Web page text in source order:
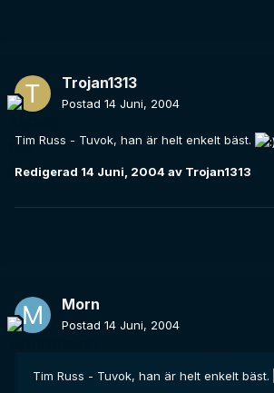
Trojan1313
Postad 14 Juni, 2004
Tim Russ - Tuvok, han är helt enkelt bäst.
Redigerad 14 Juni, 2004av Trojan1313
Morn
Postad 14 Juni, 2004
Tim Russ - Tuvok, han är helt enkelt bäst.